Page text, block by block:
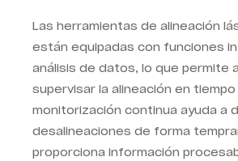
Las herramientas de alineación
están equipadas con funciones
análisis de datos, lo que permite
supervisar la alineación en tiempo
monitorización continua ayuda a
desalineaciones de forma
proporciona información